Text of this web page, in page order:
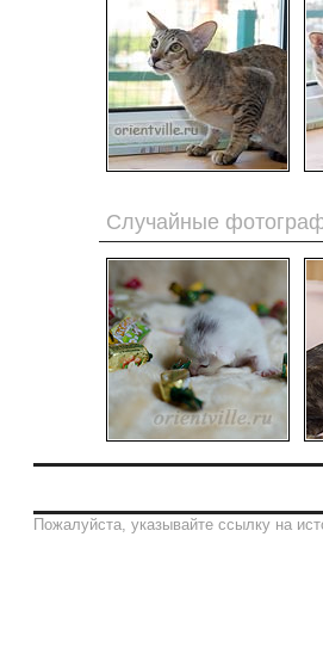
Случайные
Пожалуйста, указывайте ссылку на